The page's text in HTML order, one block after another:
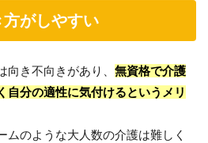
がしやすい
き不向きがあり、 無資格で介護
自分の適性に気付けるというメリ
ムのような大人数の介護は難しく